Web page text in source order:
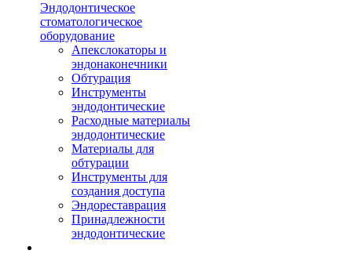
Эндодонтическое
стоматологическое
оборудование
Апекслокаторы и
эндонаконечники
Обтурация
Инструменты
эндодонтические
Расходные материалы
эндодонтические
Материалы для
обтурации
Инструменты для
создания доступа
Эндореставрация
Принадлежности
эндодонтические